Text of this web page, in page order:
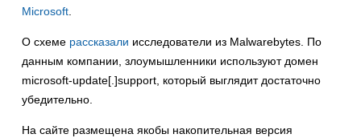
Microsoft.
О схеме рассказали исследователи из Malwarebytes. По
данным компании, злоумышленники используют домен
microsoft-update[.]support, который выглядит достаточно
убедительно.
На сайте размещена якобы накопительная версия